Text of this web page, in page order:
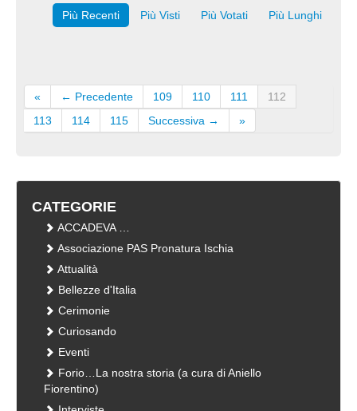
Più Recenti Più Visti Più Votati Più Lunghi
« ← Precedente 109 110 111
112
113
114 115 Successiva → »
CATEGORIE
ACCADEVA …
Associazione PAS Pronatura Ischia
Attualità
Bellezze d'Italia
Cerimonie
Curiosando
Eventi
Forio…La nostra storia (a cura di Aniello
Fiorentino)